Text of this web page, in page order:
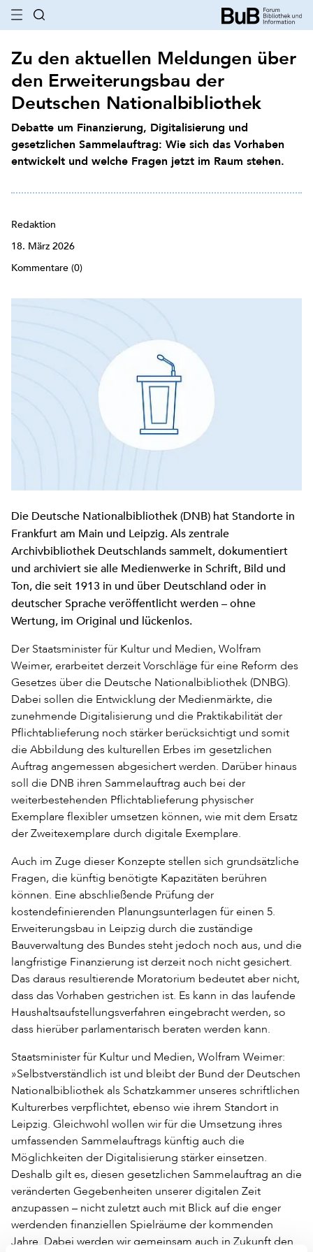
Zu den aktuellen Meldungen über
den Erweiterungsbau der
Deutschen Nationalbibliothek
Debatte um Finanzierung, Digitalisierung und
gesetzlichen Sammelauftrag: Wie sich das Vorhaben
entwickelt und welche Fragen jetzt im Raum stehen.
Redaktion
18. März 2026
Kommentare (0)
Die Deutsche Nationalbibliothek (DNB) hat Standorte in
Frankfurt am Main und Leipzig. Als zentrale
Archivbibliothek Deutschlands sammelt, dokumentiert
und archiviert sie alle Medienwerke in Schrift, Bild und
Ton, die seit 1913 in und über Deutschland oder in
deutscher Sprache veröffentlicht werden – ohne
Wertung, im Original und lückenlos.
Der Staatsminister für Kultur und Medien, Wolfram
Weimer, erarbeitet derzeit Vorschläge für eine Reform des
Gesetzes über die Deutsche Nationalbibliothek (DNBG).
Dabei sollen die Entwicklung der Medienmärkte, die
zunehmende Digitalisierung und die Praktikabilität der
Pflichtablieferung noch stärker berücksichtigt und somit
die Abbildung des kulturellen Erbes im gesetzlichen
Auftrag angemessen abgesichert werden. Darüber hinaus
soll die DNB ihren Sammelauftrag auch bei der
weiterbestehenden Pflichtablieferung physischer
Exemplare flexibler umsetzen können, wie mit dem Ersatz
der Zweitexemplare durch digitale Exemplare.
Auch im Zuge dieser Konzepte stellen sich grundsätzliche
Fragen, die künftig benötigte Kapazitäten berühren
können. Eine abschließende Prüfung der
kostendefinierenden Planungsunterlagen für einen 5.
Erweiterungsbau in Leipzig durch die zuständige
Bauverwaltung des Bundes steht jedoch noch aus, und die
langfristige Finanzierung ist derzeit noch nicht gesichert.
Das daraus resultierende Moratorium bedeutet aber nicht,
dass das Vorhaben gestrichen ist. Es kann in das laufende
Haushaltsaufstellungsverfahren eingebracht werden, so
dass hierüber parlamentarisch beraten werden kann.
Staatsminister für Kultur und Medien, Wolfram Weimer:
»Selbstverständlich ist und bleibt der Bund der Deutschen
Nationalbibliothek als Schatzkammer unseres schriftlichen
Kulturerbes verpflichtet, ebenso wie ihrem Standort in
Leipzig. Gleichwohl wollen wir für die Umsetzung ihres
umfassenden Sammelauftrags künftig auch die
Möglichkeiten der Digitalisierung stärker einsetzen.
Deshalb gilt es, diesen gesetzlichen Sammelauftrag an die
veränderten Gegebenheiten unserer digitalen Zeit
anzupassen – nicht zuletzt auch mit Blick auf die enger
werdenden finanziellen Spielräume der kommenden
Jahre. Dabei werden wir gemeinsam auch in Zukunft den